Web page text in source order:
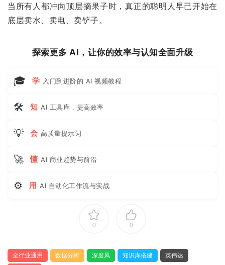
当所有人都冲向顶层摘果子时，真正的聪明人早已开始在
底层卖水、卖电、卖铲子。
探索更多 AI，让你的效率与认知全面升级
🎓 学 入门到进阶的 AI 视频教程
🛠 知 AI 工具库，提高效率
💡 会 高质量提示词
🚀 懂 AI 商业趋势与前沿
⚙ 用 AI 自动化工作流与实战
0 0
全行业通用 数据分析 深度风 知识库搭建
英伟达